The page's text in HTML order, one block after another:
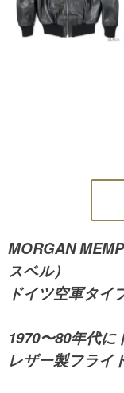
MORGAN
スベル）
ドイツ空軍タイ
1970〜80年代
レザー製フライ